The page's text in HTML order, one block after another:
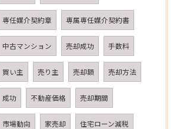
専任媒介契約章 専属専任媒介契約書
中古マンション 売却成功 手数料
買い主 売り主 売却額 売却方法
成功 不動産価格 売却期間
市場動向 家売却 住宅ローン減税